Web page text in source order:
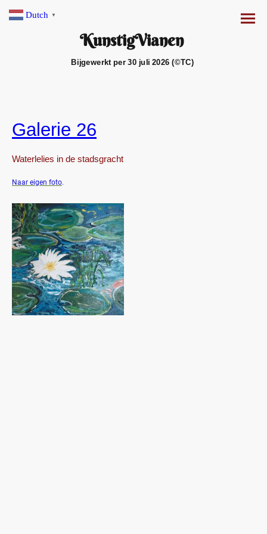
KunstigVianen
Bijgewerkt per 30 juli 2026 (©TC)
Galerie 26
Waterlelies in de stadsgracht
Naar eigen foto.
Dutch ▼